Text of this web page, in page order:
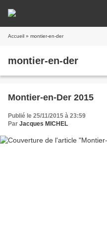
Accueil » montier-en-der
montier-en-der
Montier-en-Der 2015
Publié le 25/11/2015 à 23:59
Par Jacques MICHEL